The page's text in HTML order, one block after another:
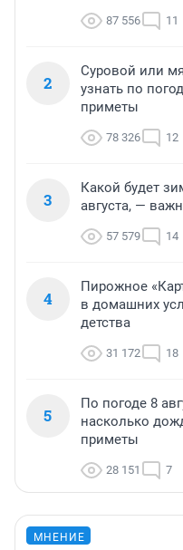
87 556 11
2
Суровой или
узнать по
приметы
78 326 12
3
Какой будет
августа, —
57 579 14
4
Пирожное
в домашних
детства
31 172 18
5
По погоде 8
насколько
приметы
28 151 7
МНЕНИЕ